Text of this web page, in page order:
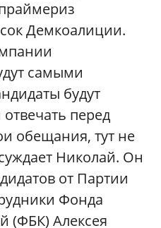
Демкоалиции.
самыми
будут
перед
обещания, тут не
Николай. Он
от Партии
Фонда
(ФБК) Алексея